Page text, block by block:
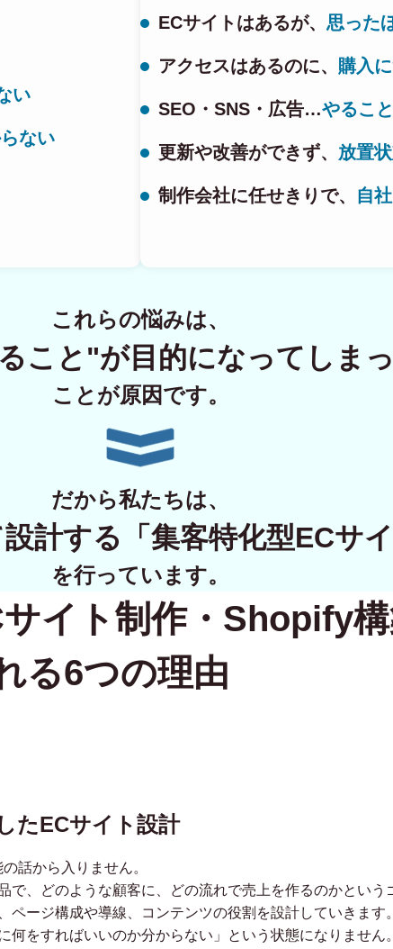
Principle
制作実績
お問い合わせ
い
ない
ECサイトはあるが、 思った
アクセスはあるのに、 購入
SEO・SNS・広告…やるこ
更新や改善ができず、 放置
制作会社に任せきりで、 自
これらの悩みは、
こと"が目的になってしま
ことが原因です。
だから私たちは、
計する 「集客特化型ECサ
を行っています。
イト制作・Shopify
る6つの理由
たECサイト設計
話から入りません。
で、どのような顧客に、どの流れで売上を作るのかという
ページ構成や導線、コンテンツの役割を設計していきます
何をすればいいのか分からない」という状態になりません